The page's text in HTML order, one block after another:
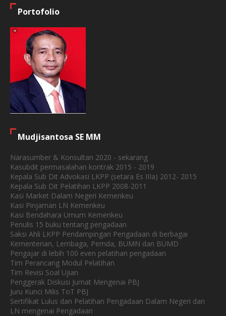
Portofolio
Mudjisantosa SE MM
Narasumber & Konsultan 2020 - sekarang
Kasubdit permasalahan kontrak 2015 - 2019
Kepala Sub Dit Advokasi LKPP (setara Es IIIa) 2012- 2015
Kepala Sub Dit Pelatihan LKPP 2008-2011
Kasi Market Dalam Negeri Kemenkeu
Kasi Pinjaman LN Kemenkeu
Kasi Bendahara Umum Kemenkeu
Penulis 15 buku tentang pengadaan
Saksi Ahli LKPP Pendampingan Pengadaan di berbagai
Kementerian, Lembaga, Pemda, BUMN dan BUMD
Pengajar di lebih 100 even pelatihan pengadaan
Tim Perancang Modul Pelatihan
Tim Revisi Soal Ujian
Penggerak Diskusi Jumat Mengenai PBJ
Juru Kunci Milis ToT PBJ
Sertifikat Lulus dan Pelatihan Pengadaan Dalam Negeri dan
LN mengenai Pengadaan